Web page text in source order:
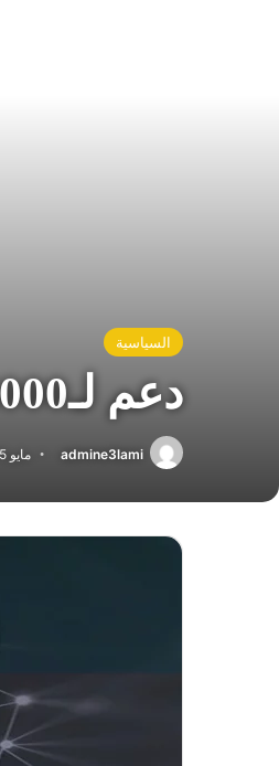
السياسية
دعم لـ6000 عائلة جنوباً… والسيد: الصمود يواجه التهجير
admine3lami مايو 15, 2026